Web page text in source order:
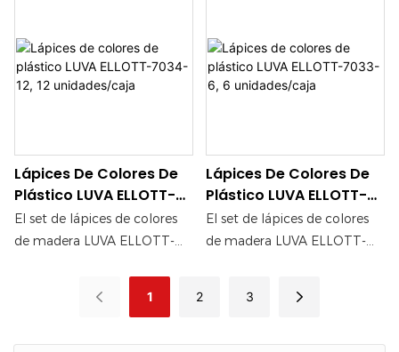
para sus ideas. Su
construcción resistente
garantiza una experiencia de
como para tinta.
para sus ideas. Su
construcción resistente
garantiza una experiencia de
como para tinta.
Lápices De Colores De
Plástico LUVA ELLOTT-
7034-12, 12
Unidades/caja
El set de lápices de colores
de madera LUVA ELLOTT-
perfectos tanto para artistas
Lápices De Colores De
Plástico LUVA ELLOTT-
7033-6, 6
Unidades/caja
El set de lápices de colores
de madera LUVA ELLOTT-
perfectos tanto para artistas
1 2 3